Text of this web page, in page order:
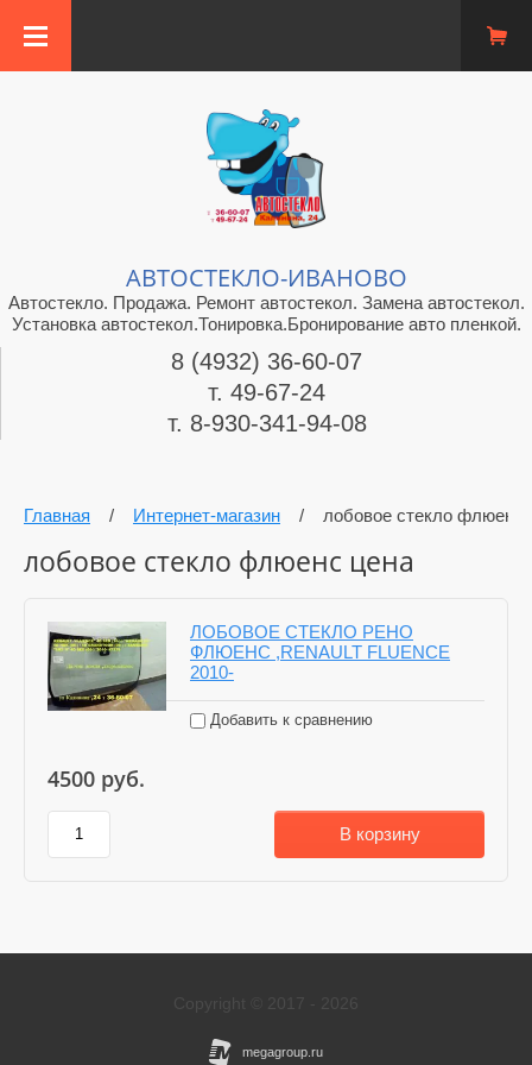
АВТОСТЕКЛО-ИВАНОВО
Автостекло. Продажа. Ремонт автостекол. Замена автостекол.
Установка автостекол.Тонировка.Бронирование авто пленкой.
8 (4932) 36-60-07
т. 49-67-24
т. 8-930-341-94-08
Главная / Интернет-магазин / лобовое стекло флюенс
лобовое стекло флюенс цена
ЛОБОВОЕ СТЕКЛО РЕНО
ФЛЮЕНС ,RENAULT FLUENCE
2010-
Добавить к сравнению
4500 руб.
В корзину
Copyright © 2017 - 2026